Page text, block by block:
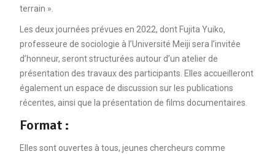
terrain ».
Les deux journées prévues en 2022, dont Fujita Yuiko,
professeure de sociologie à l’Université Meiji sera l’invitée
d’honneur, seront structurées autour d’un atelier de
présentation des travaux des participants. Elles accueilleront
également un espace de discussion sur les publications
récentes, ainsi que la présentation de films documentaires.
Format :
Elles sont ouvertes à tous, jeunes chercheurs comme